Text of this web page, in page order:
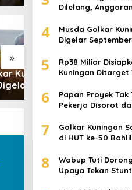
»
Rp38 Miliar
Ditarget Tangani 22
Kilometer
Dilelang,
4
Musda Golkar
Digelar
5
Rp38 Miliar
Kuningan Ditarget
6
Papan Proyek
Pekerja Disorot
7
Golkar Kuningan
di HUT ke-50
8
Wabup Tuti
Upaya Tekan